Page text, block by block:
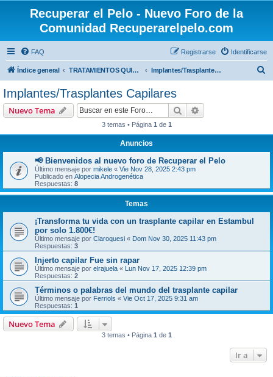
Recuperar el Pelo - Nuevo Foro de la
Comunidad Recuperarelpelo.com
FAQ Identificarse
Registrarse
Índice general TRATAMIENTOS QUIRÚRGICOS Implantes/Trasplantes Capilares
Implantes/Trasplantes Capilares
Nuevo Tema Buscar
3 temas • Página 1 de 1
Anuncios
📢 Bienvenidos al nuevo foro de Recuperar el Pelo
Último mensaje por mikele « Vie Nov 28, 2025 2:43 pm
Publicado en Alopecia Androgenética
Respuestas: 8
Temas
¡Transforma tu vida con un trasplante capilar en Estambul
por solo 1.800€!
Último mensaje por Claroquesi « Dom Nov 30, 2025 11:43 pm
Respuestas: 3
Injerto capilar Fue sin rapar
Último mensaje por elrajuela « Lun Nov 17, 2025 12:39 pm
Respuestas: 2
Términos o palabras del mundo del trasplante capilar
Último mensaje por Ferriols « Vie Oct 17, 2025 9:31 am
Respuestas: 1
Nuevo Tema
3 temas • Página 1 de 1
Ir a